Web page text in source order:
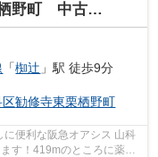
町 中古戸建
「椥辻 」駅 徒歩9分
区勧修寺東栗栖野町
便利な阪急オアシス 山科
す！419mのところに薬や